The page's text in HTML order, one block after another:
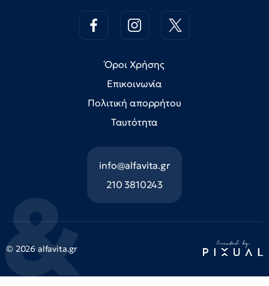
Όροι Χρήσης
Επικοινωνία
Πολιτική απορρήτου
Ταυτότητα
info@alfavita.gr
210 3810243
© 2026 alfavita.gr